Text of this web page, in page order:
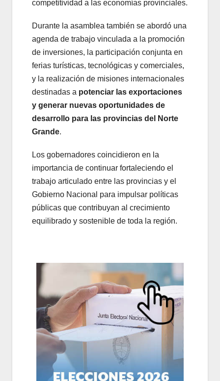
competitividad a las economías provinciales.
Durante la asamblea también se abordó una
agenda de trabajo vinculada a la promoción
de inversiones, la participación conjunta en
ferias turísticas, tecnológicas y comerciales,
y la realización de misiones internacionales
destinadas a potenciar las exportaciones
y generar nuevas oportunidades de
desarrollo para las provincias del Norte
Grande.
Los gobernadores coincidieron en la
importancia de continuar fortaleciendo el
trabajo articulado entre las provincias y el
Gobierno Nacional para impulsar políticas
públicas que contribuyan al crecimiento
equilibrado y sostenible de toda la región.